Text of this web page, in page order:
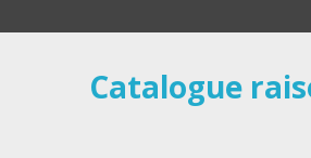
Catalogue